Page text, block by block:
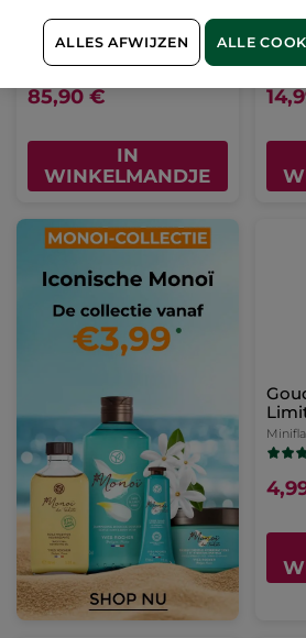
Radiance
Verhelderende Kuur
Potje 10.5 ml
(136)
85,90 €
IN
WINKELMANDJE
ALLES AFWIJZEN ALLE